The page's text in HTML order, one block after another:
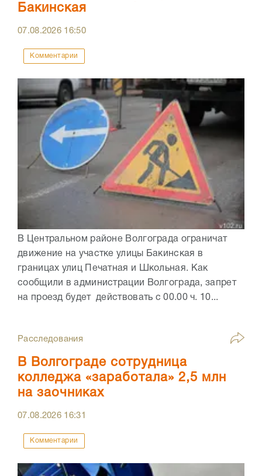
Бакинская
07.08.2026 16:50
Комментарии
В Центральном районе Волгограда ограничат
движение на участке улицы Бакинская в
границах улиц Печатная и Школьная. Как
сообщили в администрации Волгограда, запрет
на проезд будет действовать с 00.00 ч. 10...
Расследования
В Волгограде сотрудница
колледжа «заработала» 2,5 млн
на заочниках
07.08.2026 16:31
Комментарии